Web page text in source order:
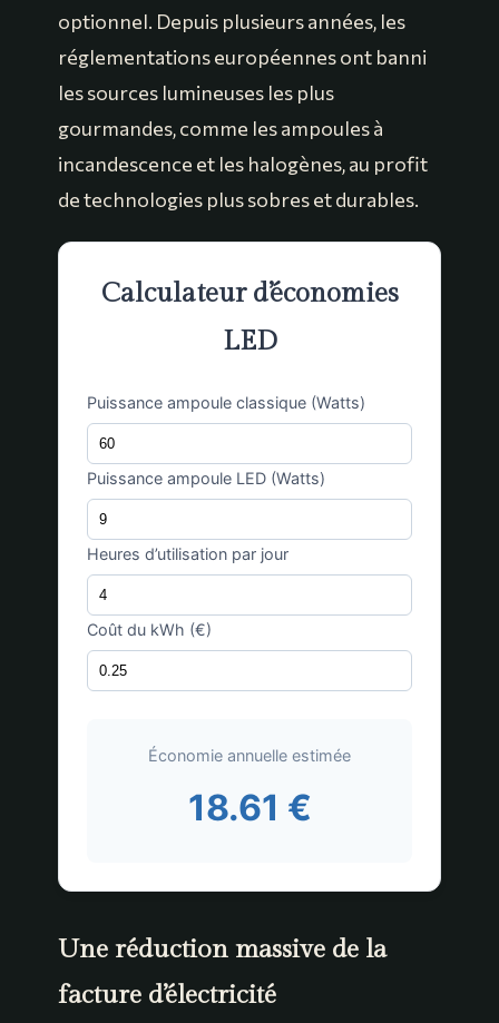
optionnel. Depuis plusieurs années, les
réglementations européennes ont banni
les sources lumineuses les plus
gourmandes, comme les ampoules à
incandescence et les halogènes, au profit
de technologies plus sobres et durables.
Calculateur d’économies
LED
Puissance ampoule classique (Watts)
Puissance ampoule LED (Watts)
Heures d’utilisation par jour
Coût du kWh (€)
Économie annuelle estimée
18.61 €
Une réduction massive de la
facture d’électricité